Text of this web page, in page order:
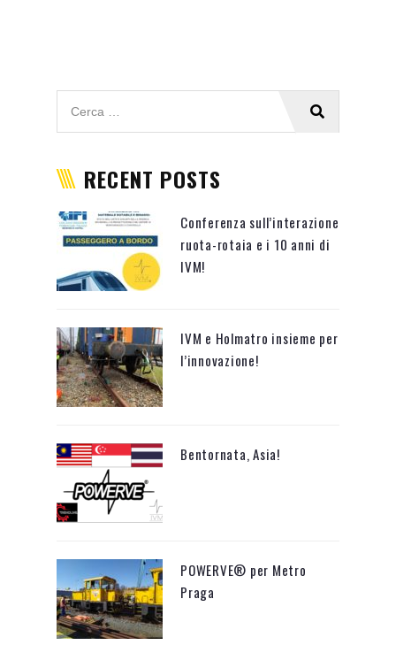
RECENT POSTS
Conferenza sull’interazione
ruota-rotaia e i 10 anni di
IVM!
IVM e Holmatro insieme per
l’innovazione!
Bentornata, Asia!
POWERVE® per Metro
Praga